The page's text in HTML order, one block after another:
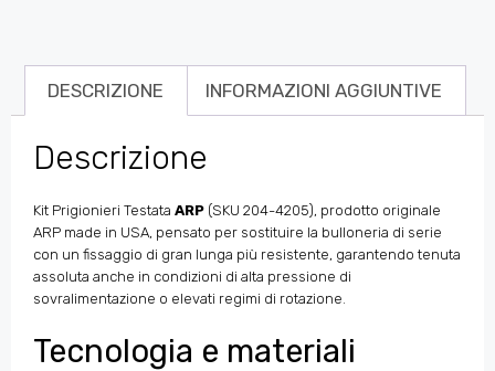
DESCRIZIONE INFORMAZIONI AGGIUNTIVE
Descrizione
Kit Prigionieri Testata ARP (SKU 204-4205), prodotto originale
ARP made in USA, pensato per sostituire la bulloneria di serie
con un fissaggio di gran lunga più resistente, garantendo tenuta
assoluta anche in condizioni di alta pressione di
sovralimentazione o elevati regimi di rotazione.
Tecnologia e materiali